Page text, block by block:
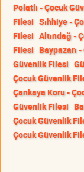
Polatlı - Çocuk
Filesi Sıhhiye -
Filesi Altındağ -
Filesi Baypazarı
Güvenlik Filesi
Çocuk Güvenlik
Çankaya Koru -
Güvenlik Filesi
Çocuk Güvenlik
Çocuk Güvenlik